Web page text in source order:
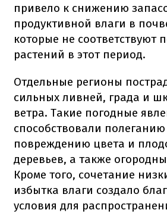
привело к снижению
продуктивной влаги в
которые не соответствуют
растений в этот период.
Отдельные регионы
сильных ливней, града и
ветра. Такие погодные
способствовали
повреждению цвета и
деревьев, а также
Кроме того, сочетание
избытка влаги создало
условия для